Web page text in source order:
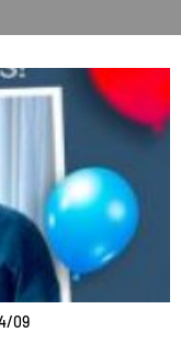
09